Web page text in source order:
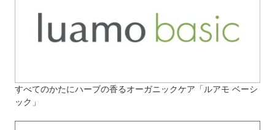
すべてのかたにハーブの香るオーガニックケア「ルアモ ベーシ
ック」